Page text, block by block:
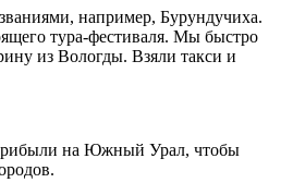
например, Бурундучиха.
тура-фестиваля. Мы быстро
из Вологды. Взяли такси и
прибыли на Южный Урал, чтобы